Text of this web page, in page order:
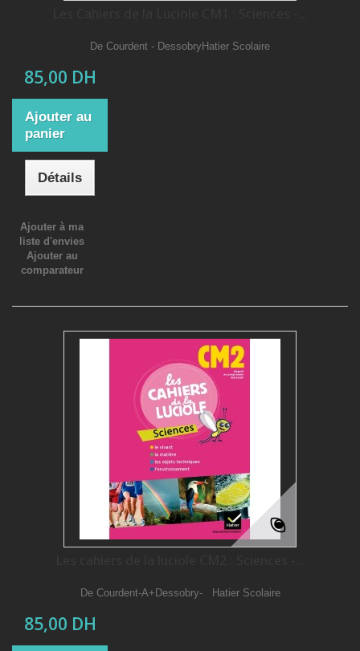
De Courdent - DessobryHatier Scolaire
85,00 DH
Ajouter au
panier
Détails
Ajouter à ma
liste d'envies
Ajouter au
comparateur
De Courdent-A+Dessobry- Hatier Scolaire
85,00 DH